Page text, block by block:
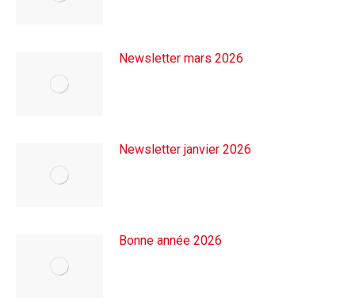
Newsletter mars 2026
Newsletter janvier 2026
Bonne année 2026